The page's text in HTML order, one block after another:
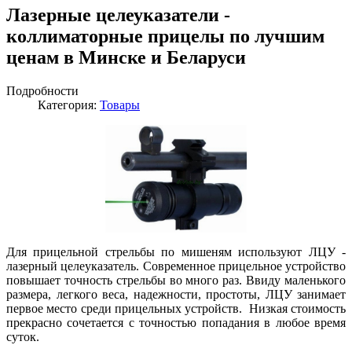
Лазерные целеуказатели -
коллиматорные прицелы по лучшим
ценам в Минске и Беларуси
Подробности
Категория: Товары
Для прицельной стрельбы по мишеням используют ЛЦУ -
лазерный целеуказатель. Современное прицельное устройство
повышает точность стрельбы во много раз. Ввиду маленького
размера, легкого веса, надежности, простоты, ЛЦУ занимает
первое место среди прицельных устройств. Низкая стоимость
прекрасно сочетается с точностью попадания в любое время
суток.